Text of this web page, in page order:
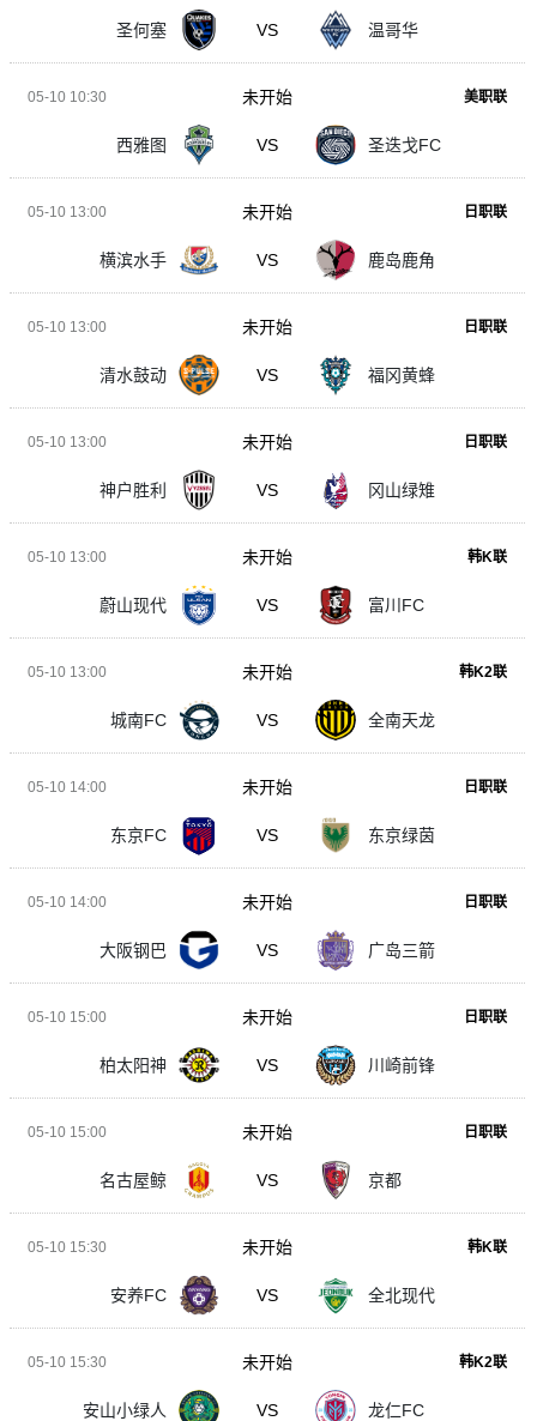
圣何塞 VS 温哥华
05-10 10:30 美职联
西雅图 VS 圣迭戈FC
未开始
05-10 13:00 日职联
横滨水手 VS 鹿岛鹿角
未开始
05-10 13:00 日职联
清水鼓动 VS 福冈黄蜂
未开始
05-10 13:00 日职联
神户胜利 VS 冈山绿雉
未开始
05-10 13:00 韩K联
蔚山现代 VS 富川FC
未开始
05-10 13:00 韩K2联
城南FC VS 全南天龙
未开始
05-10 14:00 日职联
东京FC VS 东京绿茵
未开始
05-10 14:00 日职联
大阪钢巴 VS 广岛三箭
未开始
05-10 15:00 日职联
柏太阳神 VS 川崎前锋
未开始
05-10 15:00 日职联
名古屋鲸 VS 京都
未开始
05-10 15:30 韩K联
安养FC VS 全北现代
未开始
05-10 15:30 韩K2联
安山小绿人 VS 龙仁FC
未开始